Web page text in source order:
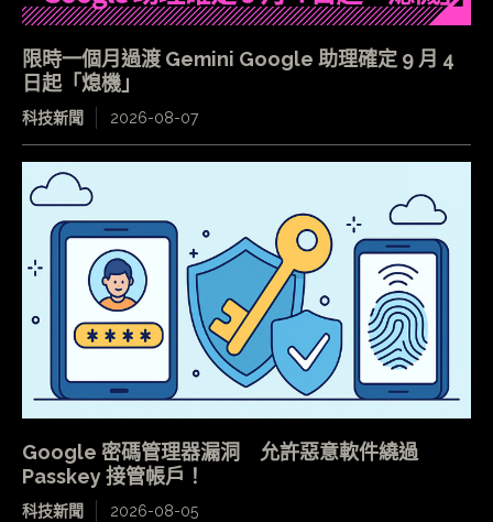
限時一個月過渡 Gemini Google 助理確定 9 月 4
日起「熄機」
科技新聞 2026-08-07
Google 密碼管理器漏洞 允許惡意軟件繞過
Passkey 接管帳戶！
科技新聞 2026-08-05